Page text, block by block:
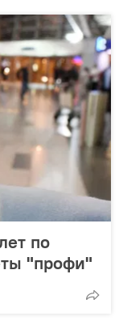
по
"профи"